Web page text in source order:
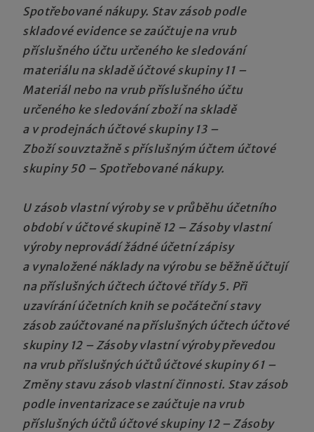
Spotřebované nákupy. Stav zásob podle
skladové evidence se zaúčtuje na vrub
příslušného účtu určeného ke sledování
materiálu na skladě účtové skupiny 11 –
Materiál nebo na vrub příslušného účtu
určeného ke sledování zboží na skladě
a v prodejnách účtové skupiny 13 –
Zboží souvztažně s příslušným účtem účtové
skupiny 50 – Spotřebované nákupy.
U zásob vlastní výroby se v průběhu účetního
období v účtové skupině 12 – Zásoby vlastní
výroby neprovádí žádné účetní zápisy
a vynaložené náklady na výrobu se běžně účtují
na příslušných účtech účtové třídy 5. Při
uzavírání účetních knih se počáteční stavy
zásob zaúčtované na příslušných účtech účtové
skupiny 12 – Zásoby vlastní výroby převedou
na vrub příslušných účtů účtové skupiny 61 –
Změny stavu zásob vlastní činnosti. Stav zásob
podle inventarizace se zaúčtuje na vrub
příslušných účtů účtové skupiny 12 – Zásoby